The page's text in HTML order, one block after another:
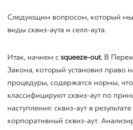
Следующим вопросом, который мы
виды сквиз-аута и селл-аута.
Итак, начнем с squeeze-out. В
Закона, который установил право
процедуры, содержатся нормы, что
классифицируют сквиз-аут по
наступления: сквиз-аут в
корпоративный сквиз-аут.